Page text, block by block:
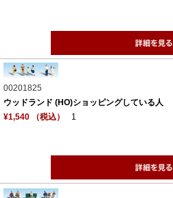
00201825
ウッドランド (HO)ショッピングしている人
¥1,540 （税込）
1